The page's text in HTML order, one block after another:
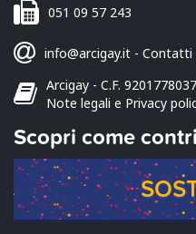
051 09 57 243
info@arcigay.it - Contatti
Arcigay - C.F.
Note legali e Privacy
Scopri come